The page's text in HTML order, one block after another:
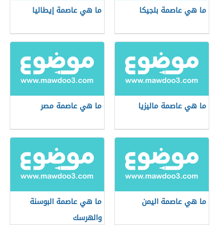
ما هي عاصمة بلجيكا ما هي عاصمة إيطاليا
ما هي عاصمة ماليزيا ما هي عاصمة مصر
ما هي عاصمة اليمن
ما هي عاصمة البوسنة
والهرسك